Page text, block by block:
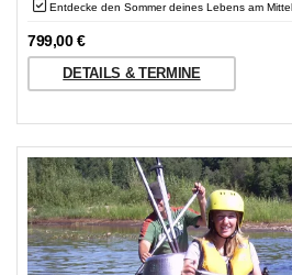
Entdecke den Sommer deines Lebens am
799,00€
DETAILS & TERMINE